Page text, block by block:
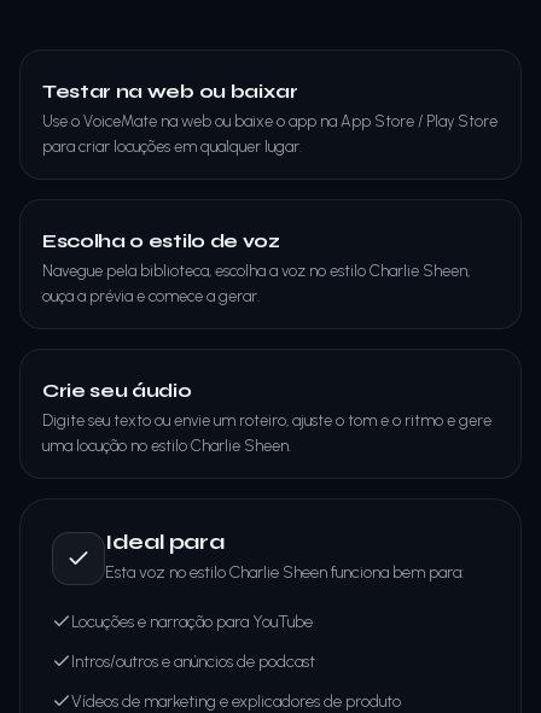
Testar na web ou baixar
Use o VoiceMate na web ou baixe o app na App Store / Play Store
para criar locuções em qualquer lugar.
Escolha o estilo de voz
Navegue pela biblioteca, escolha a voz no estilo Charlie Sheen,
ouça a prévia e comece a gerar.
Crie seu áudio
Digite seu texto ou envie um roteiro, ajuste o tom e o ritmo e gere
uma locução no estilo Charlie Sheen.
Ideal para
Esta voz no estilo Charlie Sheen funciona bem para:
Locuções e narração para YouTube
Intros/outros e anúncios de podcast
Vídeos de marketing e explicadores de produto